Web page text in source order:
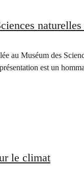
naturelles
au Muséum des
est un
le climat